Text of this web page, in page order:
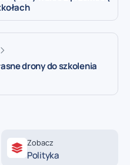
drony do szkolenia
Zobacz
Polityka